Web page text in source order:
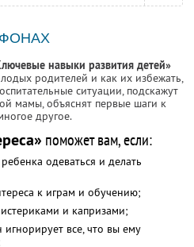
навыки развития детей»
родителей и как их избежать,
ситуации, подскажут
мамы, объяснят первые шаги к
другое.
поможет вам, если:
одеваться и делать
к играм и обучению;
и капризами;
игнорирует все, что вы ему